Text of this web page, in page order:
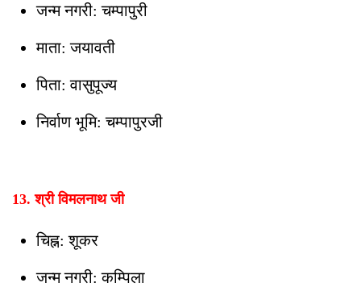
जन्म नगरी: चम्पापुरी
माता: जयावती
पिता: वासुपूज्य
निर्वाण भूमि: चम्पापुरजी
13. श्री विमलनाथ जी
चिह्न: शूकर
जन्म नगरी: कम्पिला